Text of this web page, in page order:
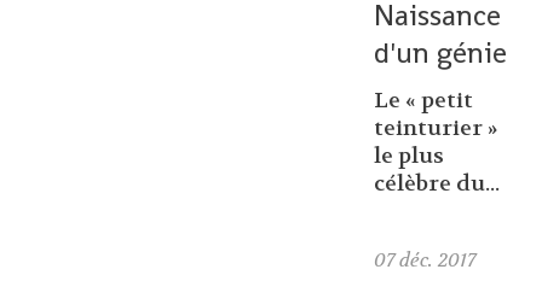
Naissance
d'un génie
Le « petit
teinturier »
le plus
célèbre du...
07 déc. 2017